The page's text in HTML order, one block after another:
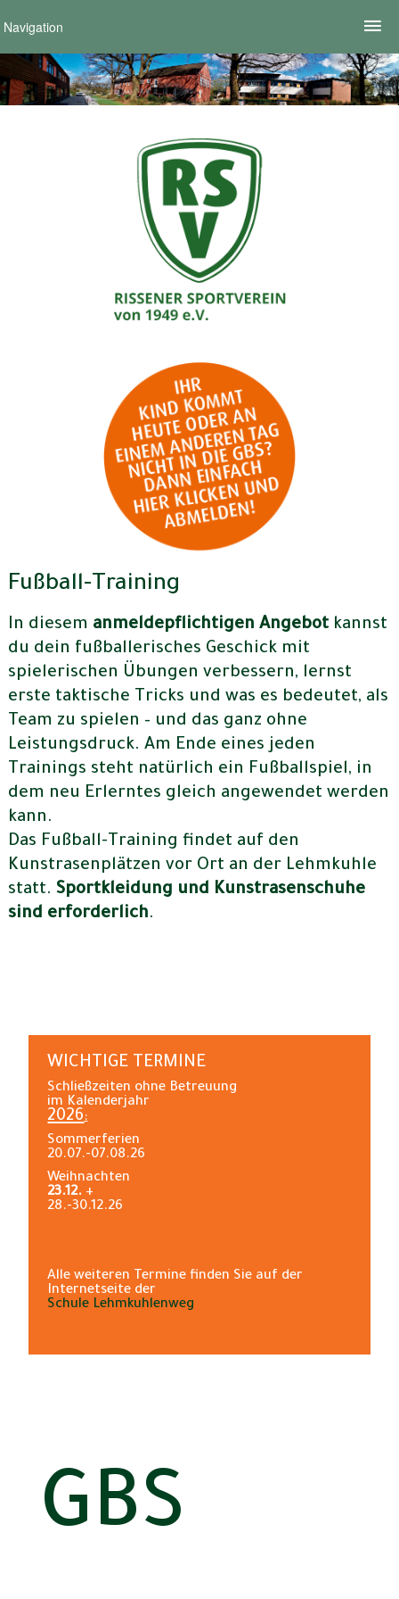
Navigation
Fußball-Training
In diesem anmeldepflichtigen Angebot kannst
du dein fußballerisches Geschick mit
spielerischen Übungen verbessern, lernst
erste taktische Tricks und was es bedeutet, als
Team zu spielen – und das ganz ohne
Leistungsdruck. Am Ende eines jeden
Trainings steht natürlich ein Fußballspiel, in
dem neu Erlerntes gleich angewendet werden
kann.
Das Fußball-Training findet auf den
Kunstrasenplätzen vor Ort an der Lehmkuhle
statt. Sportkleidung und Kunstrasenschuhe
sind erforderlich.
WICHTIGE TERMINE
Schließzeiten ohne Betreuung
im Kalenderjahr
2026:
Sommerferien
20.07.-07.08.26
Weihnachten
23.12. +
28.-30.12.26
Alle weiteren Termine finden Sie auf der
Internetseite der
Schule Lehmkuhlenweg
GBS